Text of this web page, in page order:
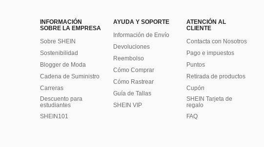
INFORMACIÓN
SOBRE LA EMPRESA
Sobre SHEIN
Sostenibilidad
Blogger de Moda
Cadena de Suministro
Carreras
Descuento para
estudiantes
SHEIN101
AYUDA Y SOPORTE
Información de Envío
Devoluciones
Reembolso
Cómo Comprar
Cómo Rastrear
Guía de Tallas
SHEIN VIP
ATENCIÓN AL
CLIENTE
Contacta con Nosotros
Pago e impuestos
Puntos
Retirada de productos
Cupón
SHEIN Tarjeta de
regalo
FAQ